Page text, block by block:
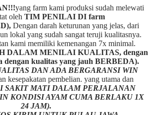
yang farm kami produksi sudah melewati
oleh TIM PENILAI DI farm
Dengan darah keturunan yang jelas, dari
lokal yang sudah sangat teruji kualitasnya.
kami memiliki kemenangan 7x minimal.
DALAM MENILAI KUALITAS, dengan
dengan kualitas yang jauh BERBEDA).
DAN ADA BERGARANSI WIN
kesepakatan pembelian. yang utama dan
SAKIT MATI DALAM PERJALANAN
KONDISI AYAM CUMA BERLAKU 1X
24 JAM).